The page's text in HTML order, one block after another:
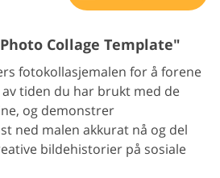
Collage Template"
fotokollasjemalen for å forene
tiden du har brukt med de
og demonstrer
ned malen akkurat nå og del
bildehistorier på sosiale